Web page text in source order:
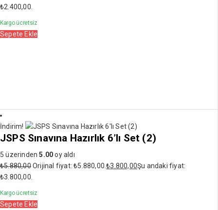
₺2.400,00.
Kargo ücretsiz
Sepete Ekle
İndirim!
JSPS Sınavına Hazırlık 6’lı Set (2)
5 üzerinden5.00oy aldı
₺5.880,00 Orijinal fiyat: ₺5.880,00.₺3.800,00Şu andaki fiyat:
₺3.800,00.
Kargo ücretsiz
Sepete Ekle